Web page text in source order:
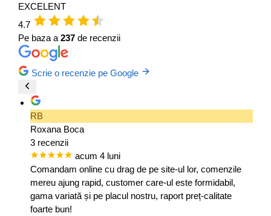
EXCELENT
4.7
Pe baza a 237 de recenzii
Scrie o recenzie pe Google
RB
Roxana Boca
3 recenzii
acum 4 luni
Comandam online cu drag de pe site-ul lor, comenzile
mereu ajung rapid, customer care-ul este formidabil,
gama variată și pe placul nostru, raport preț-calitate
foarte bun!